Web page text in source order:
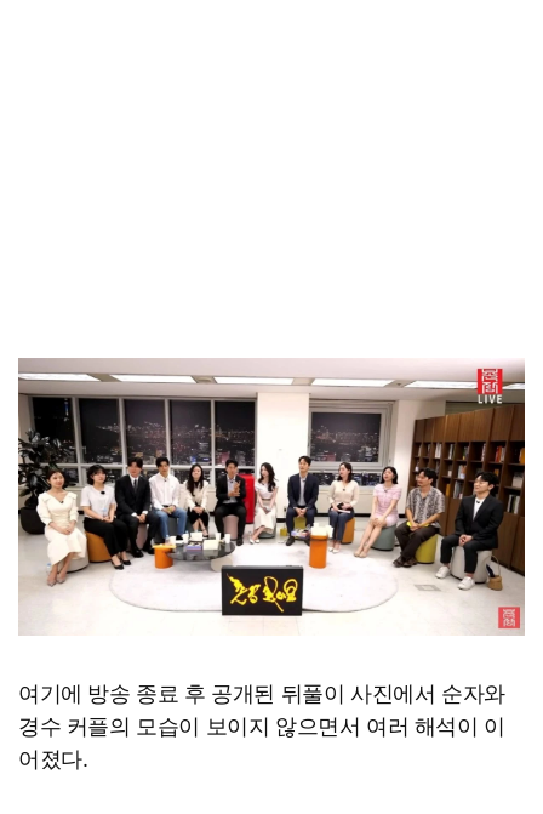
여기에 방송 종료 후 공개된 뒤풀이 사진에서 순자와
경수 커플의 모습이 보이지 않으면서 여러 해석이 이
어졌다.